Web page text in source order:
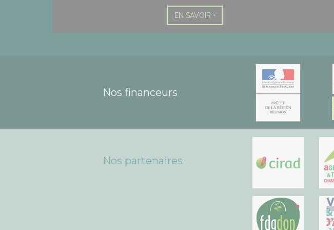
EN SAVOIR +
Nos financeurs
Nos partenaires